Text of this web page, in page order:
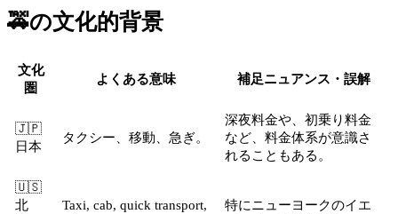
🚕の文化的背景
文化
圏
よくある意味 補足ニュアンス・誤解
🇯🇵
日本
タクシー、移動、急ぎ。
深夜料金や、初乗り料金
など、料金体系が意識さ
れることもある。
🇺🇸
北
Taxi, cab, quick transport,
特にニューヨークのイエ